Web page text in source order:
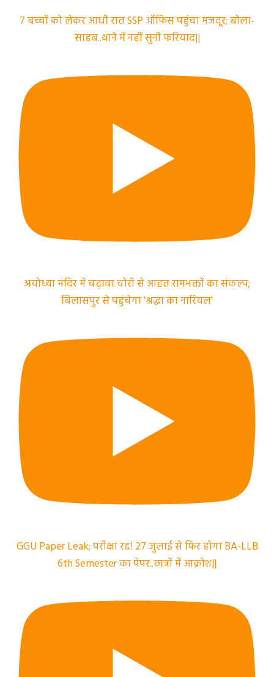
7 बच्चों को लेकर आधी रात SSP ऑफिस पहुंचा मजदूर; बोला-
साहब..थाने में नहीं सुनी फरियाद||
अयोध्या मंदिर में चढ़ावा चोरी से आहत रामभक्तों का संकल्प;
बिलासपुर से पहुंचेगा 'श्रद्धा का नारियल'
GGU Paper Leak; परीक्षा रद्द! 27 जुलाई से फिर होगा BA-LLB
6th Semester का पेपर..छात्रों में आक्रोश||